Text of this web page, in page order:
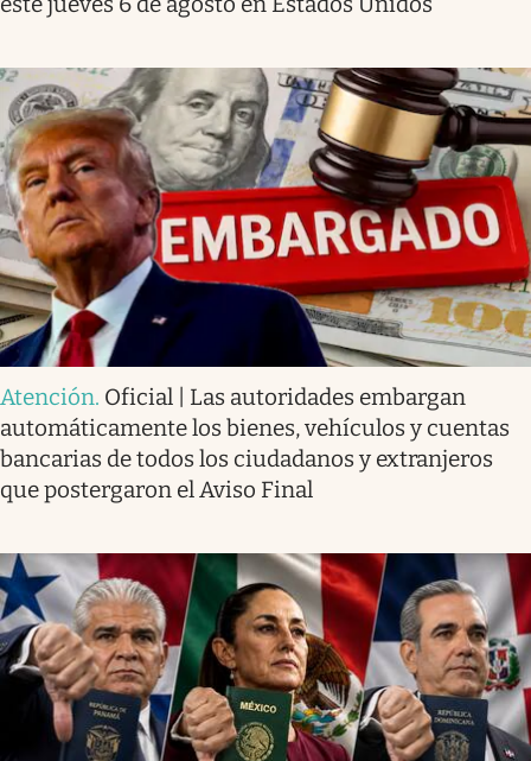
Atención. Oficial | Las autoridades embargan
automáticamente los bienes, vehículos y cuentas
bancarias de todos los ciudadanos y extranjeros
que postergaron el Aviso Final